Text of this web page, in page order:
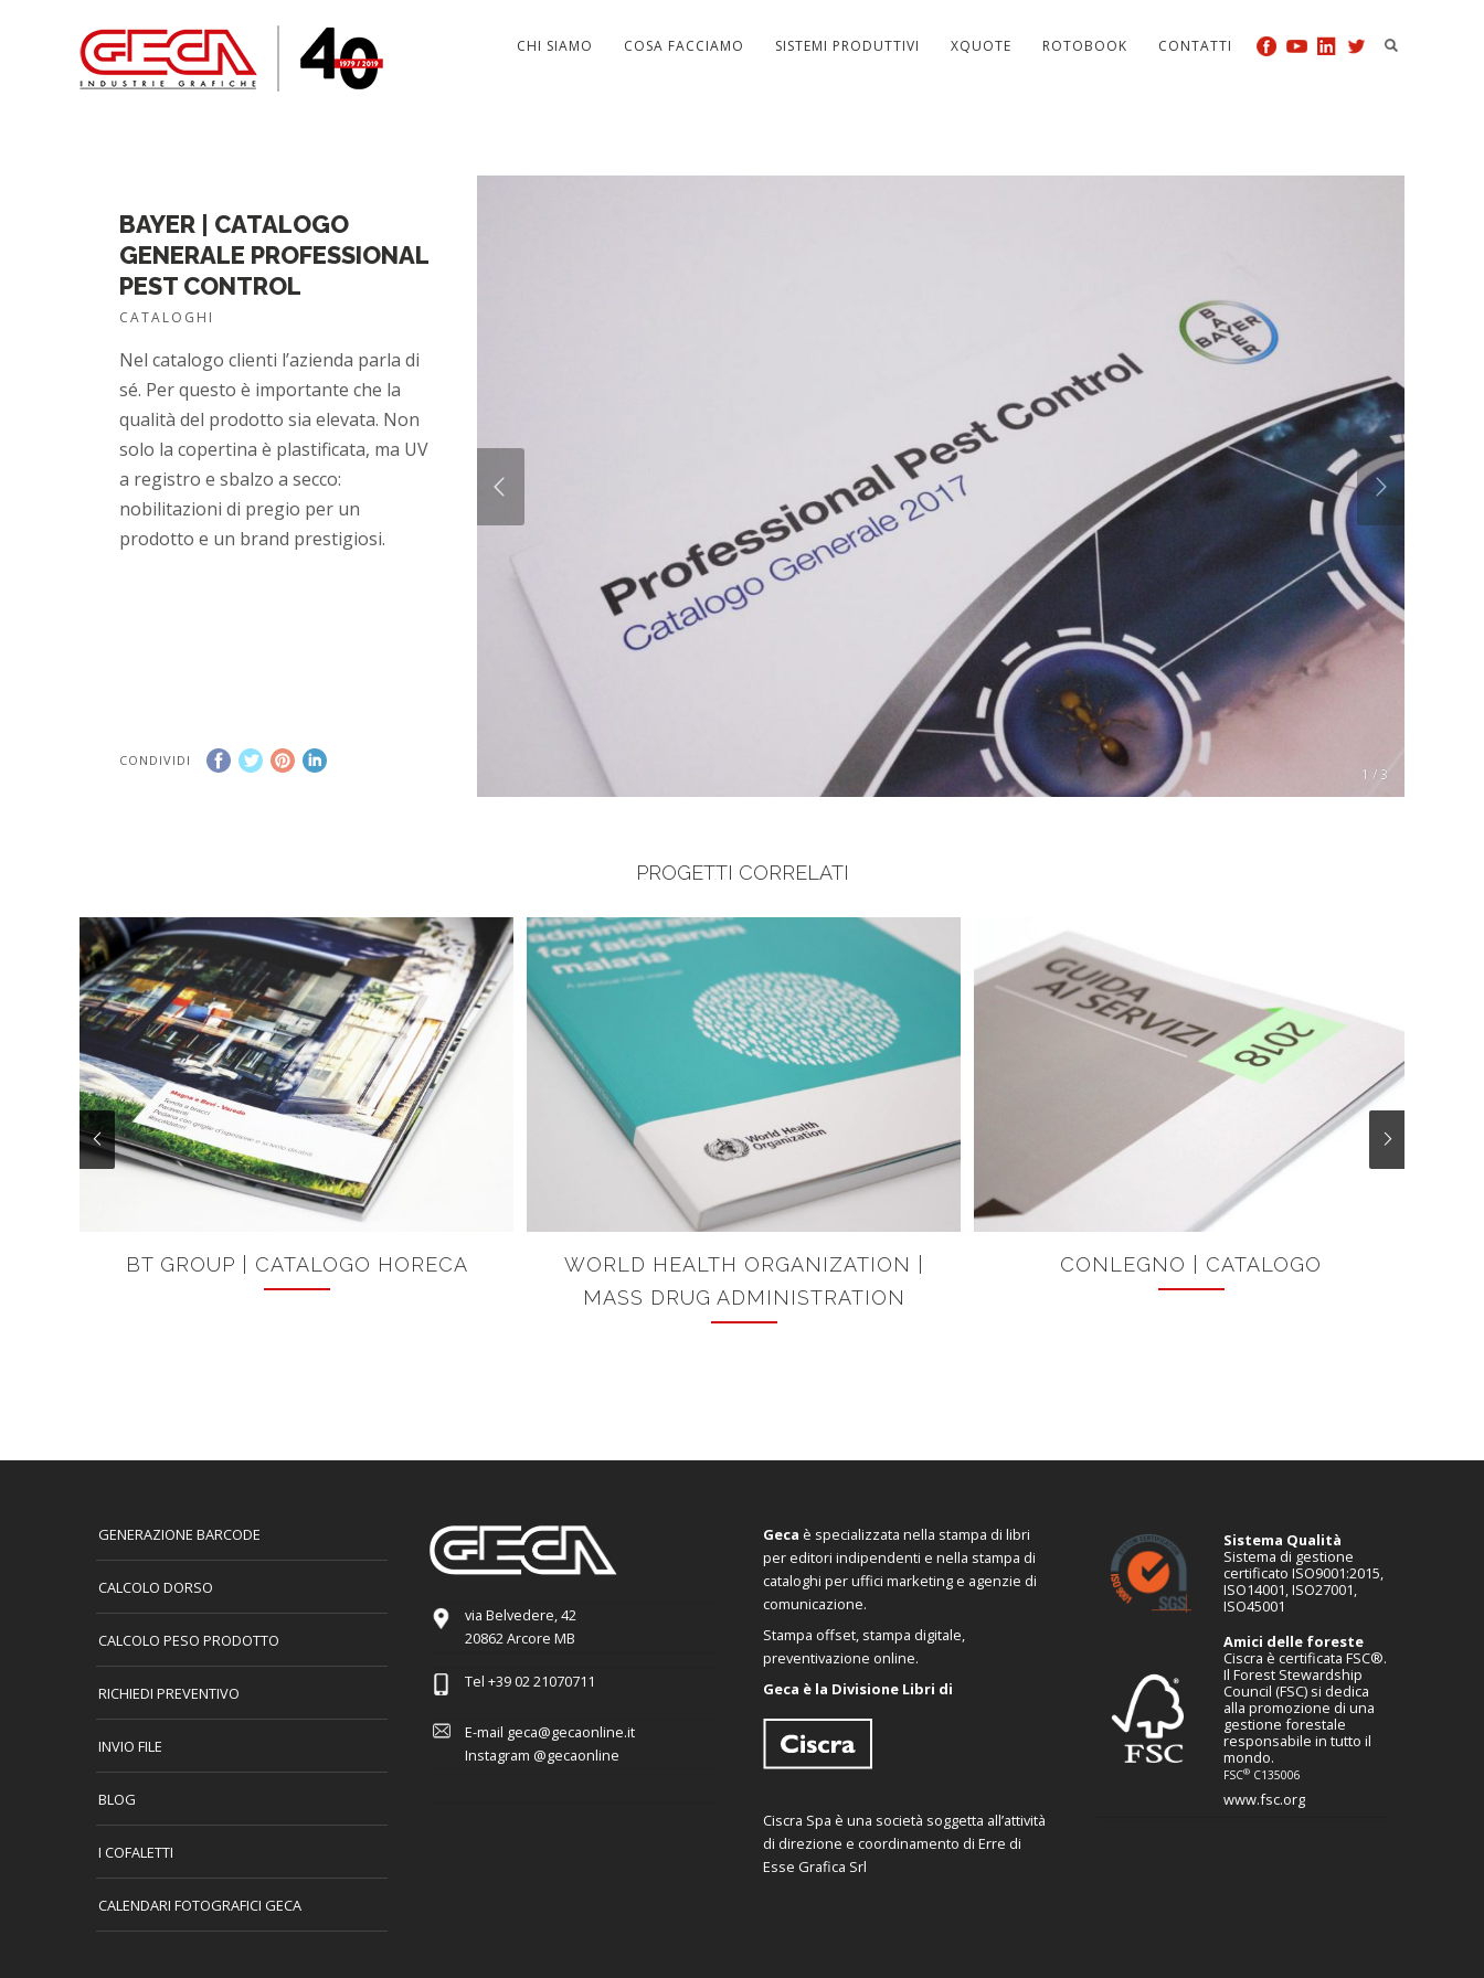
CHI SIAMO COSA FACCIAMO SISTEMI PRODUTTIVI XQUOTE ROTOBOOK CONTATTI
1 / 3
BAYER | CATALOGO
GENERALE PROFESSIONAL
PEST CONTROL
CATALOGHI
Nel catalogo clienti l’azienda parla di
sé. Per questo è importante che la
qualità del prodotto sia elevata. Non
solo la copertina è plastificata, ma UV
a registro e sbalzo a secco:
nobilitazioni di pregio per un
prodotto e un brand prestigiosi.
CONDIVIDI
PROGETTI CORRELATI
BT GROUP | CATALOGO HORECA
WORLD HEALTH ORGANIZATION |
MASS DRUG ADMINISTRATION
CONLEGNO | CATALOGO
GENERAZIONE BARCODE
CALCOLO DORSO
CALCOLO PESO PRODOTTO
RICHIEDI PREVENTIVO
INVIO FILE
BLOG
I COFALETTI
CALENDARI FOTOGRAFICI GECA
via Belvedere, 42
20862 Arcore MB
Tel +39 02 21070711
E-mail geca@gecaonline.it
Instagram @gecaonline
Geca è specializzata nella stampa di libri
per editori indipendenti e nella stampa di
cataloghi per uffici marketing e agenzie di
comunicazione.
Stampa offset, stampa digitale,
preventivazione online.
Geca è la Divisione Libri di
Ciscra Spa è una società soggetta all’attività
di direzione e coordinamento di Erre di
Esse Grafica Srl
Sistema Qualità
Sistema di gestione
certificato ISO9001:2015,
ISO14001, ISO27001,
ISO45001
Amici delle foreste
Ciscra è certificata FSC®.
Il Forest Stewardship
Council (FSC) si dedica
alla promozione di una
gestione forestale
responsabile in tutto il
mondo.
FSC®C135006
www.fsc.org